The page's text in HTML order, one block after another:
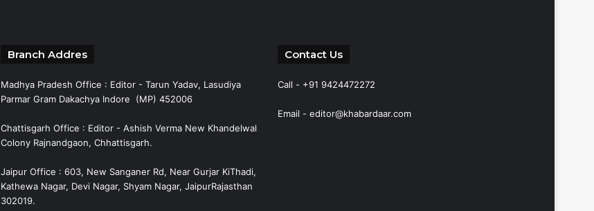
Branch Addres
Madhya Pradesh Office : Editor - Tarun Yadav, Lasudiya
Parmar Gram Dakachya Indore (MP) 452006
Chattisgarh Office : Editor - Ashish Verma New Khandelwal
Colony Rajnandgaon, Chhattisgarh.
Jaipur Office : 603, New Sanganer Rd, Near Gurjar KiThadi,
Kathewa Nagar, Devi Nagar, Shyam Nagar, JaipurRajasthan
302019.
Contact Us
Call - +91 9424472272
Email - editor@khabardaar.com